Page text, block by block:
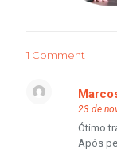
1 Comment
23 de
Ótimo
Após